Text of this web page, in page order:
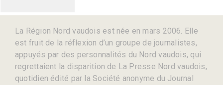
La Région Nord vaudois est née en mars 2006. Elle
est fruit de la réflexion d’un groupe de journalistes,
appuyés par des personnalités du Nord vaudois, qui
regrettaient la disparition de La Presse Nord vaudois,
quotidien édité par la Société anonyme du Journal